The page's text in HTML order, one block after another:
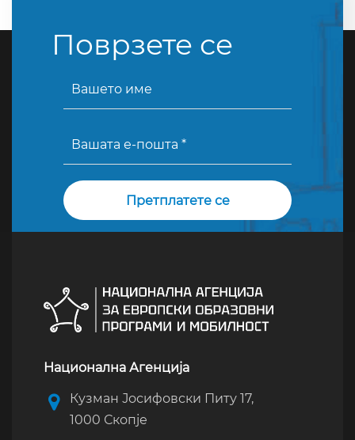
Поврзете се
Национална Агенција
Кузман Јосифовски Питу 17,
1000 Скопје